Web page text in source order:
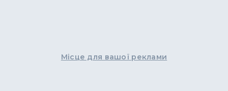
Місце для вашої реклами